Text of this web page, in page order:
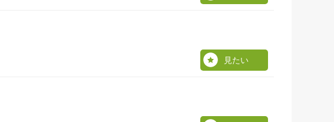
見たい